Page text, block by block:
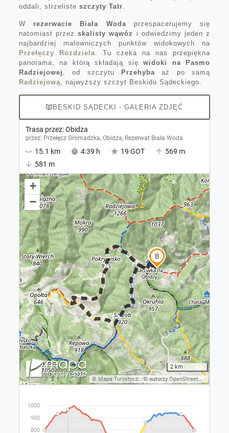
oddali, strzeliste szczyty Tatr
W rezerwacie Biała Woda przespacerujemy się
natomiast przezskalisty wąwóz
i odwiedzimy jeden z
najbardziej malowniczych punktów widokowych na
Przełęczy Rozdziela . Tu czeka na nas przepiękna
panorama, na którą składają sięwidoki na Pasmo
Radziejowej
, od szczytu Przehybaaż po samą
Radziejową , najwyższy szczyt Beskidu Sądeckiego.
BESKID SĄDECKI - GALERIA ZDJĘĆ